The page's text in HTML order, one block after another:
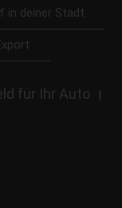
in deiner Stadt
für Ihr Auto |